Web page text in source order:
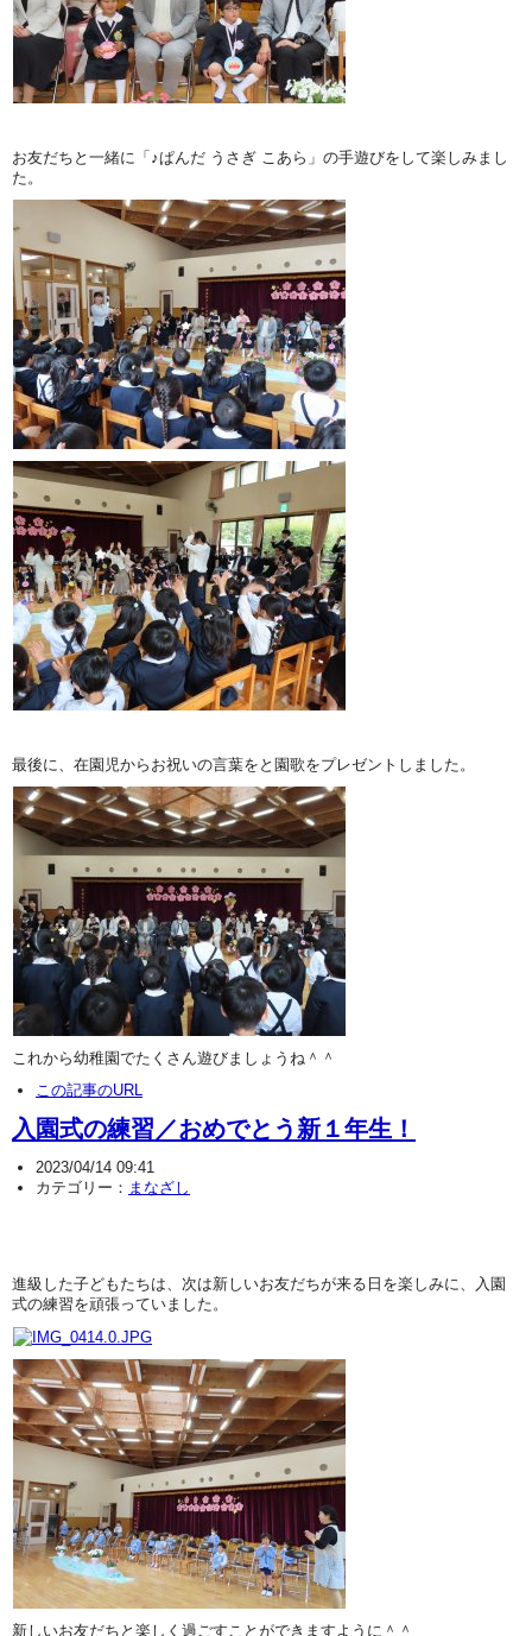
お友だちと一緒に「♪ぱんだ うさぎ こあら」の手遊びをして楽しみまし
た。
最後に、在園児からお祝いの言葉をと園歌をプレゼントしました。
これから幼稚園でたくさん遊びましょうね＾＾
この記事のURL
入園式の練習／おめでとう新１年生！
2023/04/14 09:41
カテゴリー： まなざし
進級した子どもたちは、次は新しいお友だちが来る日を楽しみに、入園
式の練習を頑張っていました。
新しいお友だちと楽しく過ごすことができますように＾＾